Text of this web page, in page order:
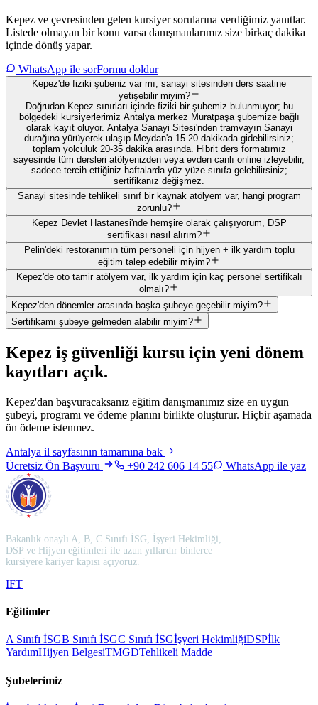
Kepez ve çevresinden gelen kursiyer sorularına verdiğimiz yanıtlar.
Listede olmayan bir konu varsa danışmanlarımız size birkaç dakika
içinde dönüş yapar.
WhatsApp ile sorFormu doldur
Kepez'de fiziki şubeniz var mı, sanayi sitesinden ders saatine
yetişebilir miyim?
Doğrudan Kepez sınırları içinde fiziki bir şubemiz bulunmuyor; bu
bölgedeki kursiyerlerimiz Antalya merkez Muratpaşa şubemize bağlı
olarak kayıt oluyor. Antalya Sanayi Sitesi'nden tramvayın Sanayi
durağına yürüyerek ulaşıp Meydan'a 15-20 dakikada gidebilirsiniz;
toplam yolculuk 20-35 dakika arasında. Hibrit ders formatımız
sayesinde tüm dersleri atölyenizden veya evden canlı online izleyebilir,
sadece tercih ettiğiniz haftalarda yüz yüze sınıfa gelebilirsiniz;
sertifikanız değişmez.
Sanayi sitesinde tehlikeli sınıf bir kaynak atölyem var, hangi program
zorunlu?
Kepez Devlet Hastanesi'nde hemşire olarak çalışıyorum, DSP
sertifikası nasıl alırım?
Pelin'deki restoranımın tüm personeli için hijyen + ilk yardım toplu
eğitim talep edebilir miyim?
Kepez'de oto tamir atölyem var, ilk yardım için kaç personel sertifikalı
olmalı?
Kepez'den dönemler arasında başka şubeye geçebilir miyim?
Sertifikamı şubeye gelmeden alabilir miyim?
Kepez iş güvenliği kursu için yeni dönem
kayıtları açık.
Kepez'dan başvuracaksanız eğitim danışmanımız size en uygun
şubeyi, programı ve ödeme planını birlikte oluşturur. Hiçbir aşamada
ön ödeme istenmez.
Antalya il sayfasının tamamına bak
Ücretsiz Ön Başvuru
+90 242 606 14 55 WhatsApp ile yaz
Bakanlık onaylı A, B, C Sınıfı İSG, İşyeri Hekimliği,
DSP ve Hijyen eğitimleri ile uzun yıllardır binlerce
kursiyere kariyer kapısı açıyoruz.
IFT
Eğitimler
A Sınıfı İSGB Sınıfı İSGC Sınıfı İSGİşyeri HekimliğiDSPİlk
YardımHijyen BelgesiTMGDTehlikeli Madde
Şubelerimiz